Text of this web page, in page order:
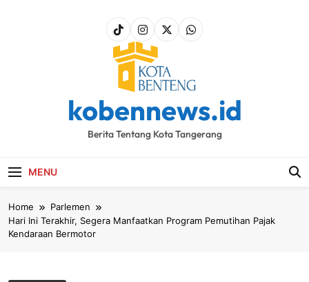
kobennews.id
Berita Tentang Kota Tangerang
MENU
Home
Parlemen
Hari Ini Terakhir, Segera Manfaatkan Program Pemutihan Pajak
Kendaraan Bermotor